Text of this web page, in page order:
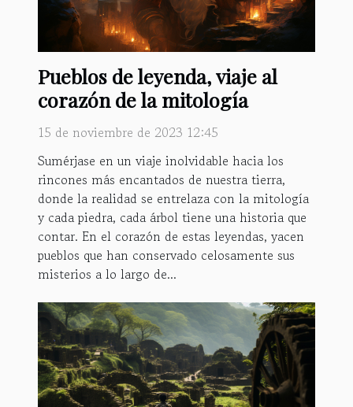
Pueblos de leyenda, viaje al
corazón de la mitología
15 de noviembre de 2023 12:45
Sumérjase en un viaje inolvidable hacia los
rincones más encantados de nuestra tierra,
donde la realidad se entrelaza con la mitología
y cada piedra, cada árbol tiene una historia que
contar. En el corazón de estas leyendas, yacen
pueblos que han conservado celosamente sus
misterios a lo largo de...